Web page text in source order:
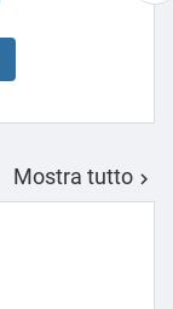
Mostra tutto 